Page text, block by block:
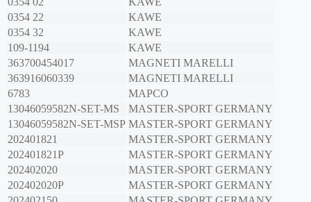
0354 22
KAWE
0354 32
KAWE
109-1194
KAWE
363700454017
MAGNETI MARELLI
363916060339
MAGNETI MARELLI
6783
MAPCO
13046059582N-SET-MS
MASTER-SPORT GERMANY
13046059582N-SET-MSP MASTER-SPORT GERMANY
202401821
MASTER-SPORT GERMANY
202401821P
MASTER-SPORT GERMANY
202402020
MASTER-SPORT GERMANY
202402020P
MASTER-SPORT GERMANY